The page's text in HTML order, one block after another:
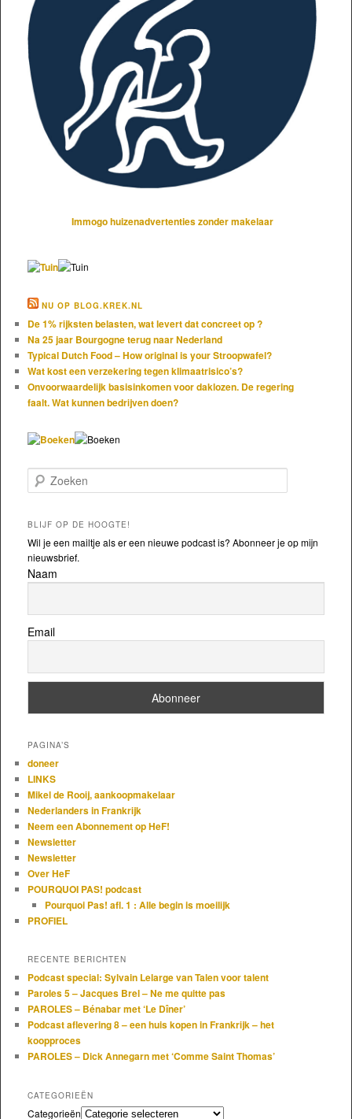
Immogo huizenadvertenties zonder makelaar
NU OP BLOG.KREK.NL
De 1% rijksten belasten, wat levert dat concreet op ?
Na 25 jaar Bourgogne terug naar Nederland
Typical Dutch Food – How original is your Stroopwafel?
Wat kost een verzekering tegen klimaatrisico’s?
Onvoorwaardelijk basisinkomen voor daklozen. De regering
faalt. Wat kunnen bedrijven doen?
Zoeken
BLIJF OP DE HOOGTE!
Wil je een mailtje als er een nieuwe podcast is? Abonneer je op mijn
nieuwsbrief.
Naam
Email
PAGINA’S
doneer
LINKS
Mikel de Rooij, aankoopmakelaar
Nederlanders in Frankrijk
Neem een Abonnement op HeF!
Newsletter
Newsletter
Over HeF
POURQUOI PAS! podcast
Pourquoi Pas! afl. 1 : Alle begin is moeilijk
PROFIEL
RECENTE BERICHTEN
Podcast special: Sylvain Lelarge van Talen voor talent
Paroles 5 – Jacques Brel – Ne me quitte pas
PAROLES – Bénabar met ‘Le Dîner’
Podcast aflevering 8 – een huis kopen in Frankrijk – het
koopproces
PAROLES – Dick Annegarn met ‘Comme Saint Thomas’
CATEGORIEËN
Categorieën